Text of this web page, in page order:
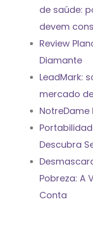
de saúde:
devem
Review
Diamante
LeadMark:
mercado
Descubra
Pobreza: A
Conta